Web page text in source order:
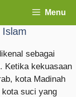
Menu
Islam
sebagai
Ketika kekuasaan
kota Madinah
kota suci yang